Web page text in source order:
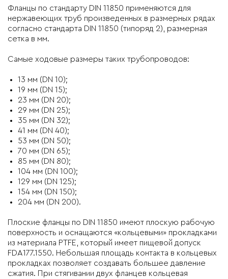
Фланцы по стандарту DIN 11850 применяются для
нержавеющих труб произведенных в размерных рядах
согласно стандарта DIN 11850 (типоряд 2), размерная
сетка в мм.
Самые ходовые размеры таких трубопроводов:
13 мм (DN 10);
19 мм (DN 15);
23 мм (DN 20);
29 мм (DN 25);
35 мм (DN 32);
41 мм (DN 40);
53 мм (DN 50);
70 мм (DN 65);
85 мм (DN 80);
104 мм (DN 100);
129 мм (DN 125);
154 мм (DN 150);
204 мм (DN 200).
Плоские фланцы по DIN 11850 имеют плоскую рабочую
поверхность и оснащаются «кольцевыми» прокладками
из материала PTFE, который имеет пищевой допуск
FDA177.1550. Небольшая площадь контакта в кольцевых
прокладках позволяет создавать большее давление
сжатия. При стягивании двух фланцев кольцевая